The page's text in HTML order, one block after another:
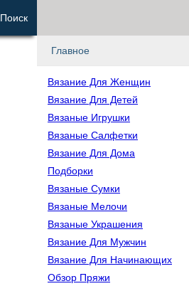
Главное
Вязание Для Женщин
Вязание Для Детей
Вязаные Игрушки
Вязаные Салфетки
Вязание Для Дома
Подборки
Вязаные Сумки
Вязаные Мелочи
Вязаные Украшения
Вязание Для Мужчин
Вязание Для Начинающих
Обзор Пряжи
Поиск